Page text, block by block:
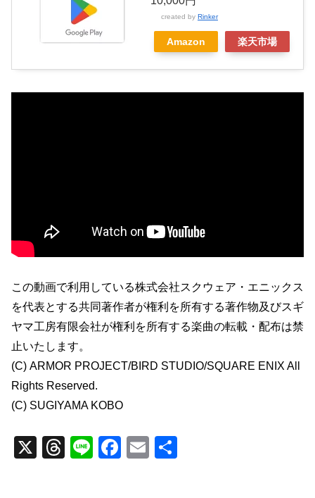
created by Rinker
Amazon 楽天市場
この動画で利用している株式会社スクウェア・エニックス
を代表とする共同著作者が権利を所有する著作物及びスギ
ヤマ工房有限会社が権利を所有する楽曲の転載・配布は禁
止いたします。
(C) ARMOR PROJECT/BIRD STUDIO/SQUARE ENIX All
Rights Reserved.
(C) SUGIYAMA KOBO
X
T
Li
F
E